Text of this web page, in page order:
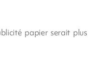
papier serait plus